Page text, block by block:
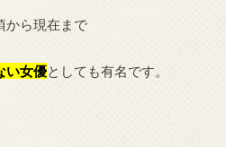
から現在まで
い女優としても有名です。